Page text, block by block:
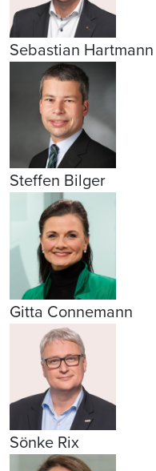
Sebastian Hartmann
Steffen Bilger
Gitta Connemann
Sönke Rix